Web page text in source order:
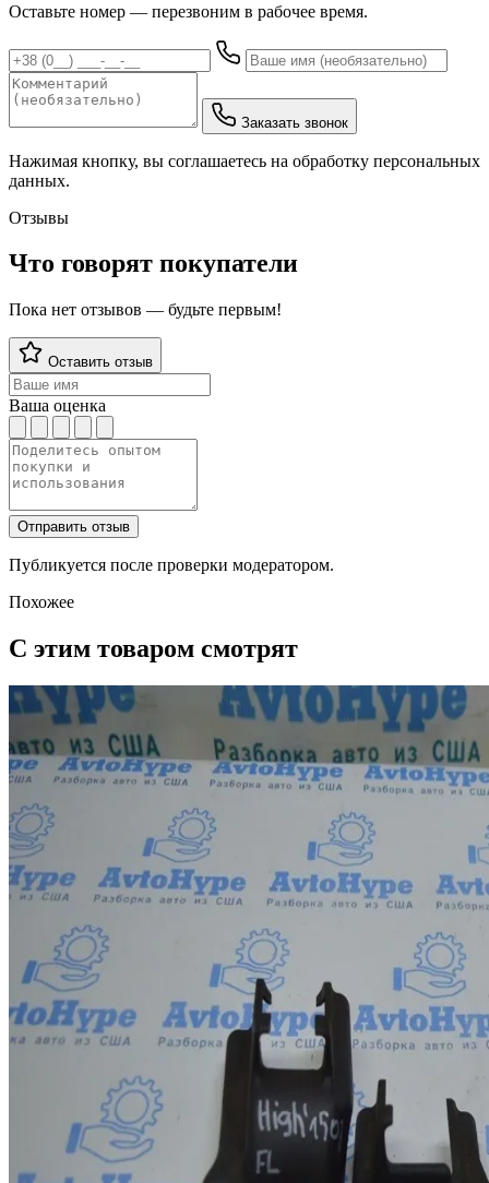
Оставьте номер — перезвоним в рабочее время.
Заказать звонок
Нажимая кнопку, вы соглашаетесь на обработку персональных
данных.
Отзывы
Что говорят покупатели
Пока нет отзывов — будьте первым!
Оставить отзыв
Ваша оценка
Отправить отзыв
Публикуется после проверки модератором.
Похожее
С этим товаром смотрят